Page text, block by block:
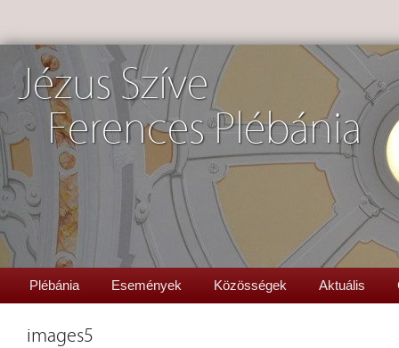
Jézus Szíve
Ferences Plébánia
Plébánia Események Közösségek Aktuális
images5